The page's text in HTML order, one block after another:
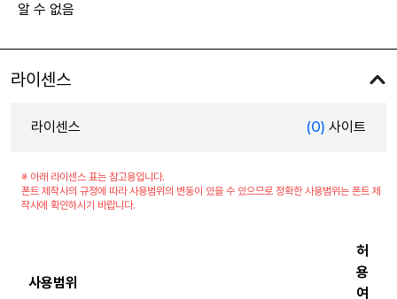
알 수 없음
라이센스
라이센스 (0) 사이트
※ 아래 라이센스 표는 참고용입니다.
폰트 제작사의 규정에 따라 사용범위의 변동이 있을 수 있으므로 정확한 사용범위는 폰트 제
작사에 확인하시기 바랍니다.
사용범위
허
용
여